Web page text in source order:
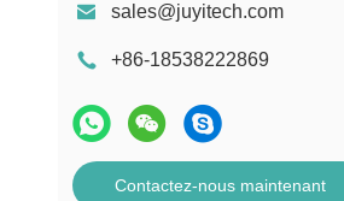
sales@juyitech.com
+86-18538222869
Contactez-nous maintenant